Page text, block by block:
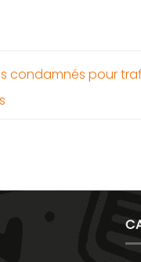
condamnés pour